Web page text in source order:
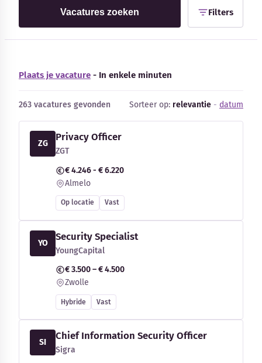
Vacatures zoeken Filters
Plaats je vacature - In enkele minuten
263 vacatures gevonden Sorteer op: relevantie - datum
ZG
Privacy Officer
ZGT
€ 4.246 - € 6.220
Almelo
Op locatie Vast
YO
Security Specialist
YoungCapital
€ 3.500 – € 4.500
Zwolle
Hybride Vast
SI
Chief Information Security Officer
Sigra